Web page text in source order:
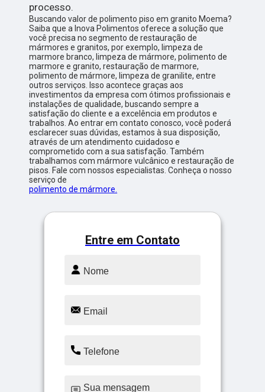
processo.
Buscando valor de polimento piso em granito Moema?
Saiba que a Inova Polimentos oferece a solução que
você precisa no segmento de restauração de
mármores e granitos, por exemplo, limpeza de
marmore branco, limpeza de mármore, polimento de
marmore e granito, restauração de marmore,
polimento de mármore, limpeza de granilite, entre
outros serviços. Isso acontece graças aos
investimentos da empresa com ótimos profissionais e
instalações de qualidade, buscando sempre a
satisfação do cliente e a excelência em produtos e
trabalhos. Ao entrar em contato conosco, você poderá
esclarecer suas dúvidas, estamos à sua disposição,
através de um atendimento cuidadoso e
comprometido com a sua satisfação. Também
trabalhamos com mármore vulcânico e restauração de
pisos. Fale com nossos especialistas. Conheça o nosso
serviço de
polimento de mármore.
Entre em Contato